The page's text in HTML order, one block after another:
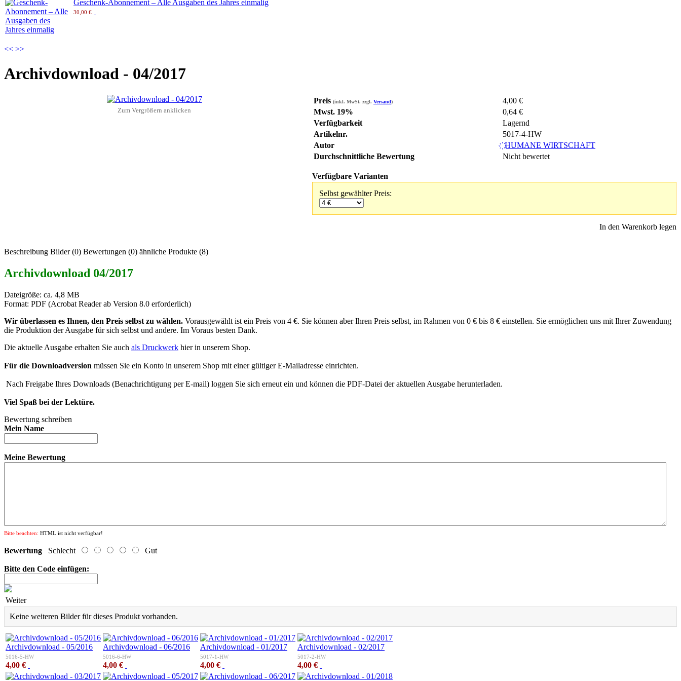
Geschenk-Abonnement – Alle Ausgaben des Jahres einmalig
30,00 €
<< >>
Archivdownload - 04/2017
Zum Vergrößern anklicken
Preis (inkl. MwSt. zzgl. Versand)
4,00 €
Mwst. 19%
0,64 €
Verfügbarkeit
Lagernd
Artikelnr.
5017-4-HW
Autor
҉ HUMANE WIRTSCHAFT
Durchschnittliche Bewertung
Nicht bewertet
Verfügbare Varianten
Selbst gewählter Preis:
In den Warenkorb legen
Beschreibung Bilder (0) Bewertungen (0) ähnliche Produkte (8)
Archivdownload 04/2017
Dateigröße: ca. 4,8 MB
Format: PDF (Acrobat Reader ab Version 8.0 erforderlich)
Wir überlassen es Ihnen, den Preis selbst zu wählen. Vorausgewählt ist ein Preis von 4 €. Sie können aber Ihren Preis selbst, im Rahmen von 0 € bis 8 € einstellen. Sie ermöglichen uns mit Ihrer Zuwendung
die Produktion der Ausgabe für sich selbst und andere. Im Voraus besten Dank.
Die aktuelle Ausgabe erhalten Sie auch als Druckwerk hier in unserem Shop.
Für die Downloadversion müssen Sie ein Konto in unserem Shop mit einer gültiger E-Mailadresse einrichten.
Nach Freigabe Ihres Downloads (Benachrichtigung per E-mail) loggen Sie sich erneut ein und können die PDF-Datei der aktuellen Ausgabe herunterladen.
Viel Spaß bei der Lektüre.
Bewertung schreiben
Mein Name
Meine Bewertung
Bitte beachten: HTML ist nicht verfügbar!
Bewertung Schlecht Gut
Bitte den Code einfügen:
Weiter
Keine weiteren Bilder für dieses Produkt vorhanden.
Archivdownload - 05/2016
5016-5-HW
4,00 €
Archivdownload - 06/2016
5016-6-HW
4,00 €
Archivdownload - 01/2017
5017-1-HW
4,00 €
Archivdownload - 02/2017
5017-2-HW
4,00 €